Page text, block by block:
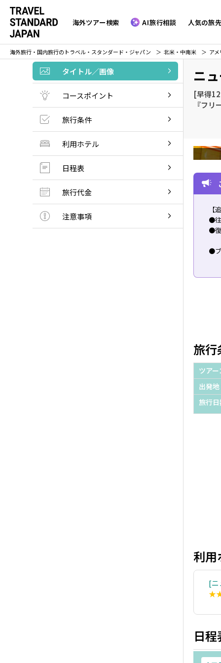
海外ツアー検索 AI旅行相談 人気の旅
海外旅行・国内旅行のトラベル・スタンダード・ジャパン 北米・中南米 ア
タイトル／画像
コースポイント
旅行条件
利用ホテル
日程表
旅行代金
注意事項
ニ
[早得
『フ
【
●往
●復
●ブ
旅行
ツア
出発地
旅行
利用
日程